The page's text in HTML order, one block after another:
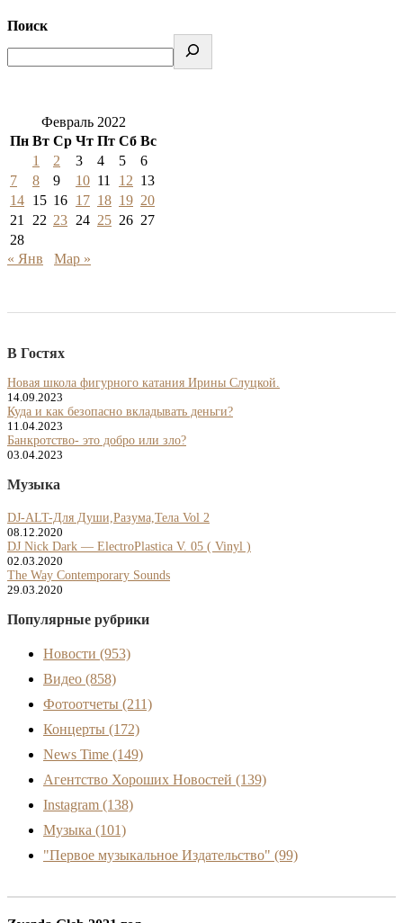
Поиск
Февраль 2022
Пн Вт Ср Чт Пт Сб Вс
1
2 3 4 5
6
7
8 9 10 11 12 13
14 15 16 17 18 19 20
21
22 23 24 25 26 27
28
« Янв
Мар »
В Гостях
Новая школа фигурного катания Ирины Слуцкой.
14.09.2023
Куда и как безопасно вкладывать деньги?
11.04.2023
Банкротство- это добро или зло?
03.04.2023
Музыка
DJ-ALT-Для Души,Разума,Тела Vol 2
08.12.2020
DJ Nick Dark — ElectroPlastica V. 05 ( Vinyl )
02.03.2020
The Way Contemporary Sounds
29.03.2020
Популярные рубрики
Новости (953)
Видео (858)
Фотоотчеты (211)
Концерты (172)
News Time (149)
Агентство Хороших Новостей (139)
Instagram (138)
Музыка (101)
"Первое музыкальное Издательство" (99)